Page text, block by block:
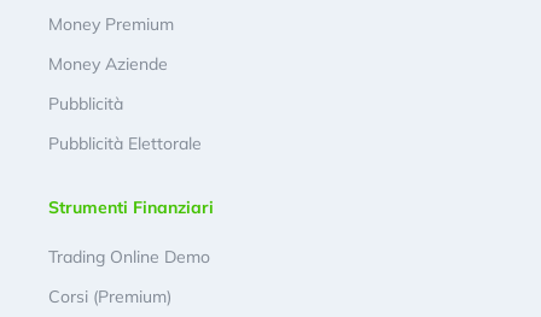
Money Premium
Money Aziende
Pubblicità
Pubblicità Elettorale
Strumenti Finanziari
Trading Online Demo
Corsi (Premium)